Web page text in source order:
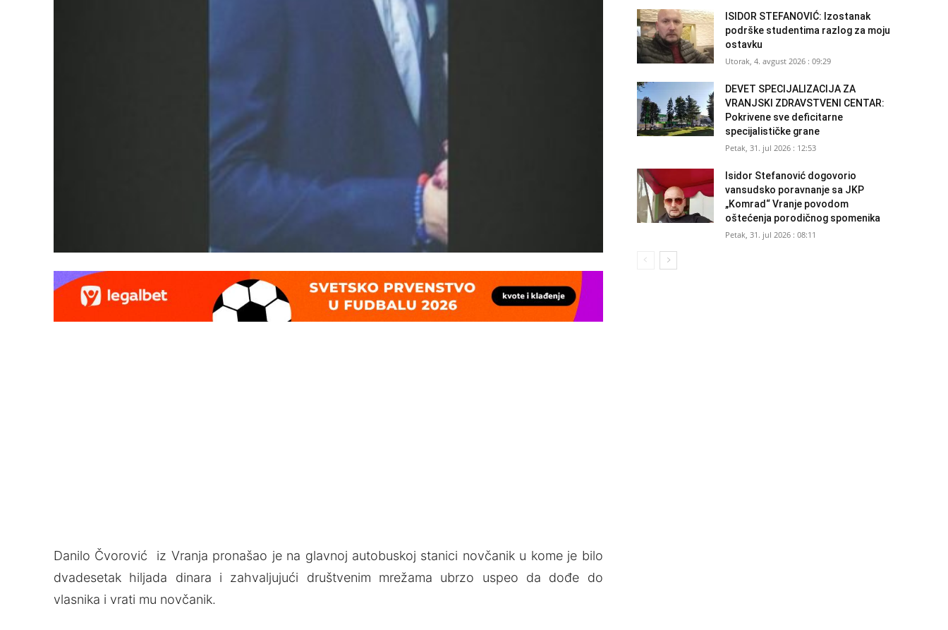
Danilo Čvorović iz Vranja pronašao je na glavnoj autobuskoj stanici novčanik u kome je bilo
dvadesetak hiljada dinara i zahvaljujući društvenim mrežama ubrzo uspeo da dođe do
vlasnika i vrati mu novčanik.
ISIDOR STEFANOVIĆ: Izostanak
podrške studentima razlog za moju
ostavku
Utorak, 4. avgust 2026 : 09:29
DEVET SPECIJALIZACIJA ZA
VRANJSKI ZDRAVSTVENI CENTAR:
Pokrivene sve deficitarne
specijalističke grane
Petak, 31. jul 2026 : 12:53
Isidor Stefanović dogovorio
vansudsko poravnanje sa JKP
„Komrad“ Vranje povodom
oštećenja porodičnog spomenika
Petak, 31. jul 2026 : 08:11